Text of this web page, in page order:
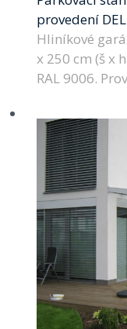
provedení
Hliníkové
x 250 cm (š x
RAL 9006.